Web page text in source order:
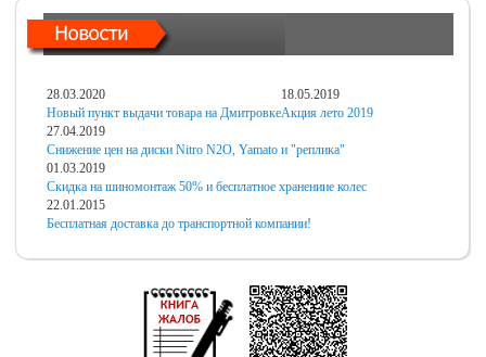
28.03.2020
Новый пункт выдачи товара на Дмитровке
18.05.2019
Акция лето 2019
27.04.2019
Снижение цен на диски Nitro N2O, Yamato и "реплика"
01.03.2019
Скидка на шиномонтаж 50% и бесплатное хранениие колес
22.01.2015
Бесплатная доставка до транспортной компании!